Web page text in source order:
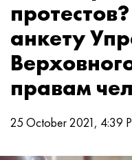
анкету
правам
25 October 2021, 4:39